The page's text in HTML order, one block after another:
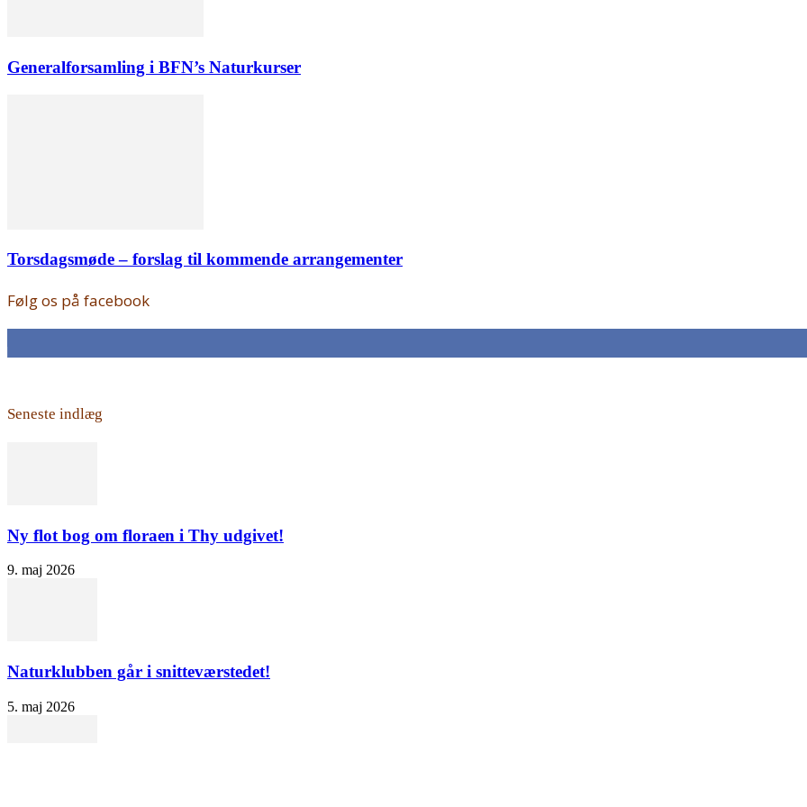
Generalforsamling i BFN’s Naturkurser
Torsdagsmøde – forslag til kommende arrangementer
Følg os på facebook
Seneste indlæg
Ny flot bog om floraen i Thy udgivet!
9. maj 2026
Naturklubben går i snitteværstedet!
5. maj 2026